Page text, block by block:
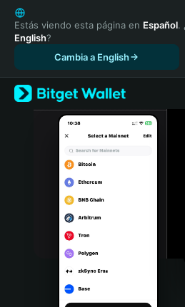
English
日本語
Tiếng Việt
Español (Latinoamérica)
Türkçe
Italiano
Português (Portugal)
Bahasa Indonesia
Português (Brasil)
Estás viendo esta página en Español.
English?
Cambia a English